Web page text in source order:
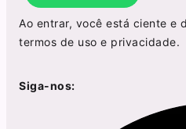
Ao entrar, você está ciente e
termos de uso e privacidade.
Siga-nos: